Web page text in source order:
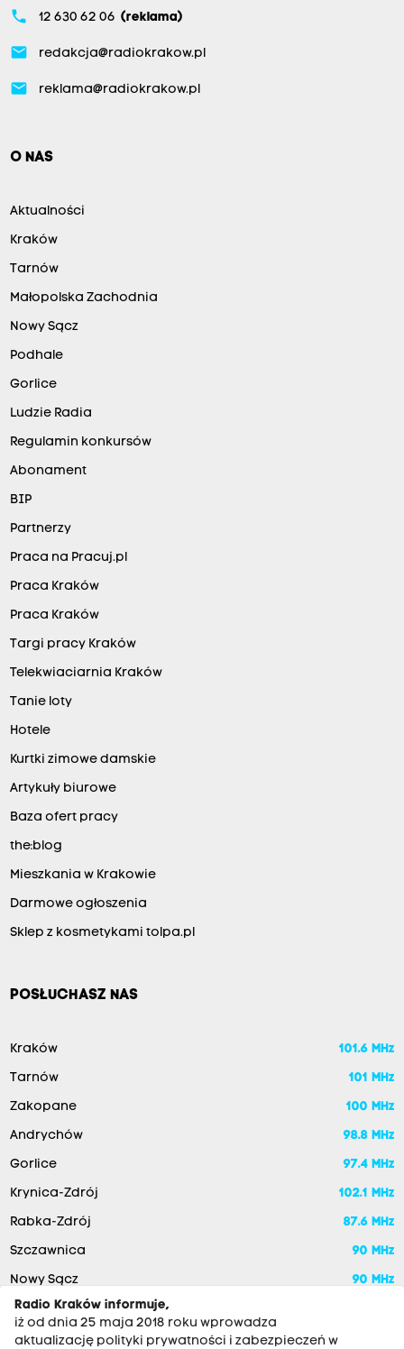
phone 12 630 62 06 (reklama)
email redakcja@radiokrakow.pl
email reklama@radiokrakow.pl
O NAS
Aktualności
Kraków
Tarnów
Małopolska Zachodnia
Nowy Sącz
Podhale
Gorlice
Ludzie Radia
Regulamin konkursów
Abonament
BIP
Partnerzy
Praca na Pracuj.pl
Praca Kraków
Praca Kraków
Targi pracy Kraków
Telekwiaciarnia Kraków
Tanie loty
Hotele
Kurtki zimowe damskie
Artykuły biurowe
Baza ofert pracy
the:blog
Mieszkania w Krakowie
Darmowe ogłoszenia
Sklep z kosmetykami tolpa.pl
POSŁUCHASZ NAS
Kraków 101.6 MHz
Tarnów 101 MHz
Zakopane 100 MHz
Andrychów 98.8 MHz
Gorlice 97.4 MHz
Krynica-Zdrój 102.1 MHz
Rabka-Zdrój 87.6 MHz
Szczawnica 90 MHz
Nowy Sącz
90 MHz
Radio Kraków informuje,
iż od dnia 25 maja 2018 roku wprowadza
aktualizację polityki prywatności i zabezpieczeń w